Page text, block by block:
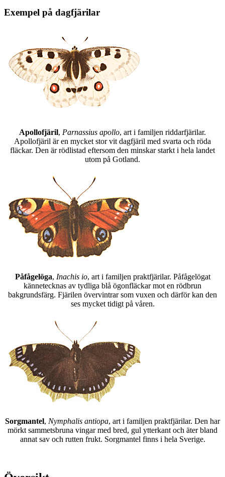
Exempel på dagfjärilar
Apollofjäril, Parnassius apollo, art i familjen riddarfjärilar.
Apollofjäril är en mycket stor vit dagfjäril med svarta och röda
fläckar. Den är rödlistad eftersom den minskar starkt i hela landet
utom på Gotland.
Påfågelöga, Inachis io, art i familjen praktfjärilar. Påfågelögat
kännetecknas av tydliga blå ögonfläckar mot en rödbrun
bakgrundsfärg. Fjärilen övervintrar som vuxen och därför kan den
ses mycket tidigt på våren.
Sorgmantel, Nymphalis antiopa, art i familjen praktfjärilar. Den har
mörkt sammetsbruna vingar med bred, gul ytterkant och äter bland
annat sav och rutten frukt. Sorgmantel finns i hela Sverige.